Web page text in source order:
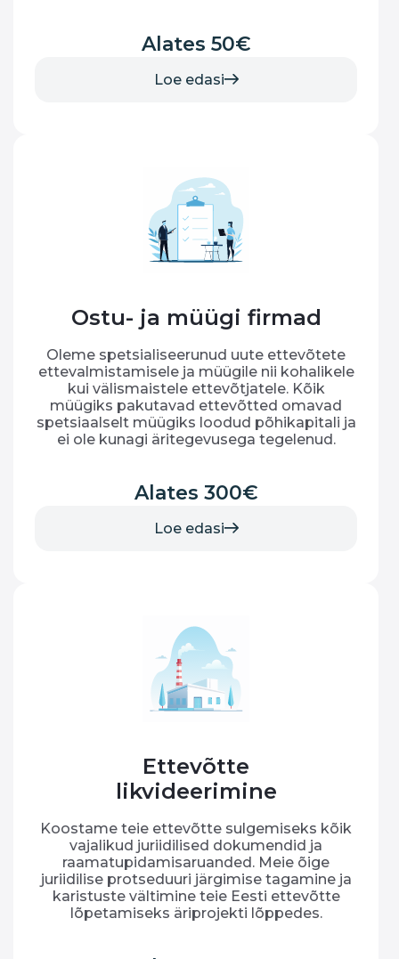
Alates 50€
Loe edasi
Ostu- ja müügi firmad
Oleme spetsialiseerunud uute ettevõtete
ettevalmistamisele ja müügile nii kohalikele
kui välismaistele ettevõtjatele. Kõik
müügiks pakutavad ettevõtted omavad
spetsiaalselt müügiks loodud põhikapitali ja
ei ole kunagi äritegevusega tegelenud.
Alates 300€
Loe edasi
Ettevõtte
likvideerimine
Koostame teie ettevõtte sulgemiseks kõik
vajalikud juriidilised dokumendid ja
raamatupidamisaruanded. Meie õige
juriidilise protseduuri järgimise tagamine ja
karistuste vältimine teie Eesti ettevõtte
lõpetamiseks äriprojekti lõppedes.